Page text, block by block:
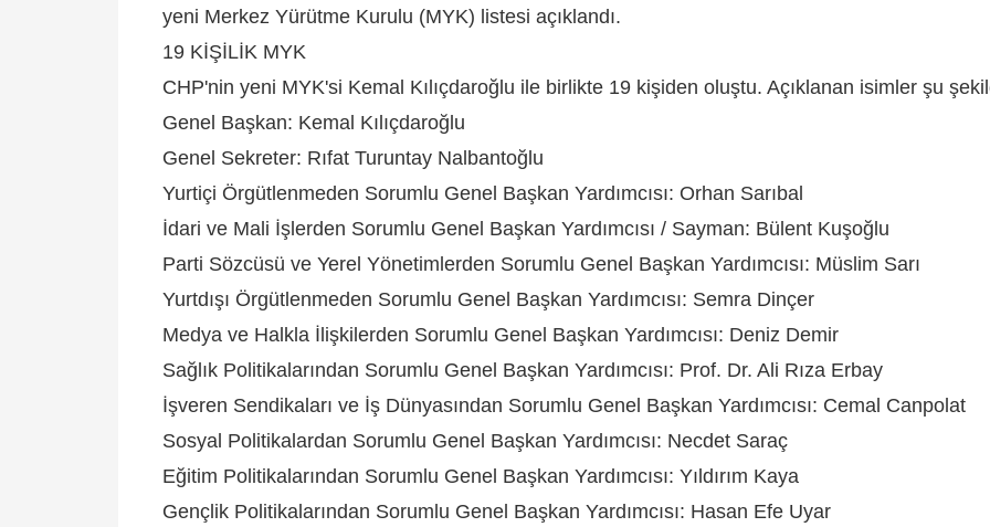
yeni Merkez Yürütme Kurulu (MYK) listesi açıklandı.
19 KİŞİLİK MYK
CHP'nin yeni MYK'si Kemal Kılıçdaroğlu ile birlikte 19 kişiden oluştu. Açıklanan isimler şu
Genel Başkan: Kemal Kılıçdaroğlu
Genel Sekreter: Rıfat Turuntay Nalbantoğlu
Yurtiçi Örgütlenmeden Sorumlu Genel Başkan Yardımcısı: Orhan Sarıbal
İdari ve Mali İşlerden Sorumlu Genel Başkan Yardımcısı / Sayman: Bülent Kuşoğlu
Parti Sözcüsü ve Yerel Yönetimlerden Sorumlu Genel Başkan Yardımcısı: Müslim Sarı
Yurtdışı Örgütlenmeden Sorumlu Genel Başkan Yardımcısı: Semra Dinçer
Medya ve Halkla İlişkilerden Sorumlu Genel Başkan Yardımcısı: Deniz Demir
Sağlık Politikalarından Sorumlu Genel Başkan Yardımcısı: Prof. Dr. Ali Rıza Erbay
İşveren Sendikaları ve İş Dünyasından Sorumlu Genel Başkan Yardımcısı: Cemal Canpolat
Sosyal Politikalardan Sorumlu Genel Başkan Yardımcısı: Necdet Saraç
Eğitim Politikalarından Sorumlu Genel Başkan Yardımcısı: Yıldırım Kaya
Gençlik Politikalarından Sorumlu Genel Başkan Yardımcısı: Hasan Efe Uyar